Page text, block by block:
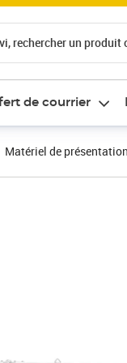
rechercher un produit
de courrier
Matériel de présentation